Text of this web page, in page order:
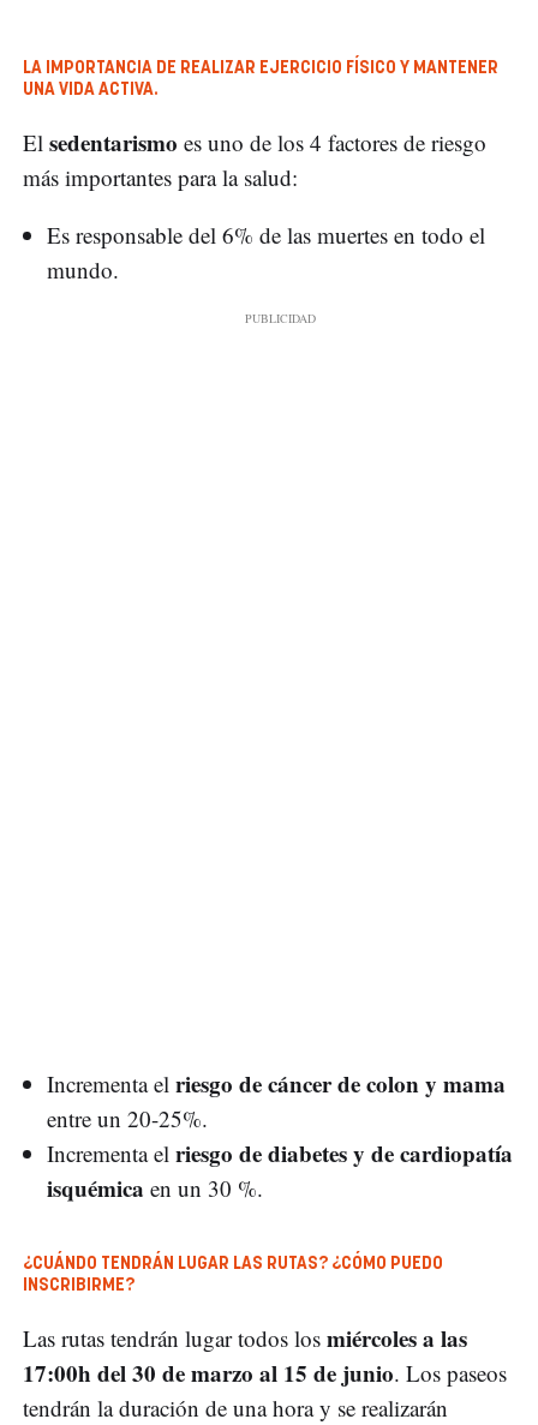
LA IMPORTANCIA DE REALIZAR EJERCICIO FÍSICO Y MANTENER
UNA VIDA ACTIVA.
El sedentarismo es uno de los 4 factores de riesgo
más importantes para la salud:
Es responsable del 6% de las muertes en todo el
mundo.
Incrementa el riesgo de cáncer de colon y mama
entre un 20-25%.
Incrementa el riesgo de diabetes y de cardiopatía
isquémica en un 30 %.
¿CUÁNDO TENDRÁN LUGAR LAS RUTAS? ¿CÓMO PUEDO
INSCRIBIRME?
Las rutas tendrán lugar todos los miércoles a las
17:00h del 30 de marzo al 15 de junio. Los paseos
tendrán la duración de una hora y se realizarán